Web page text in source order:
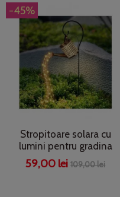
-45%
Stropitoare solara cu
lumini pentru gradina
59,00 lei109,00 lei